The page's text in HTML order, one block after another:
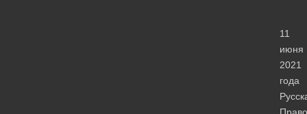
11
июня
2021
года